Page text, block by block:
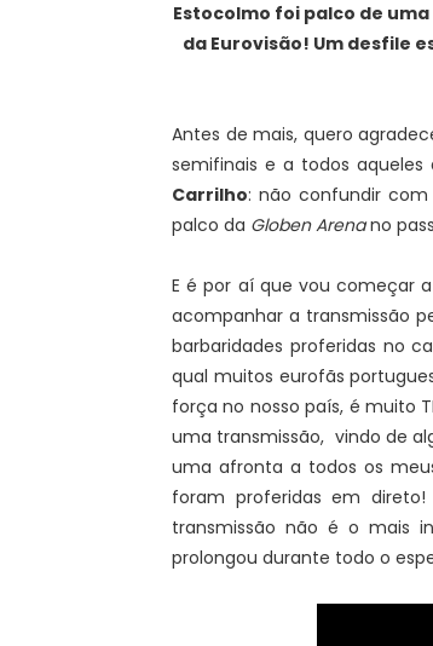
Estocolmo foi palco de
da Eurovisão! Um desfile
Antes de mais, quero
semifinais e a todos
Carrilho: não confundir
palco da Globen Arenano
E é por aí que vou começar
acompanhar a transmissão
barbaridades proferidas no
qual muitos eurofãs
força no nosso país, é muito
uma transmissão, vindo de
uma afronta a todos os
foram proferidas em
transmissão não é o mais
prolongou durante todo o